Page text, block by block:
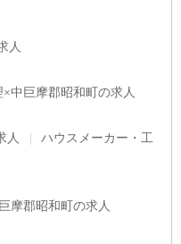
人
×中巨摩郡昭和町の求人
人
ハウスメーカー・工
摩郡昭和町の求人